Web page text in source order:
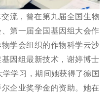
流，曾在第九届全国生物
第一届全国基因组大会作
学会组织的作物科学云沙
因组最新技术，谢婷博士
学习，期间她获得了德国
企业奖学金的资助。她在